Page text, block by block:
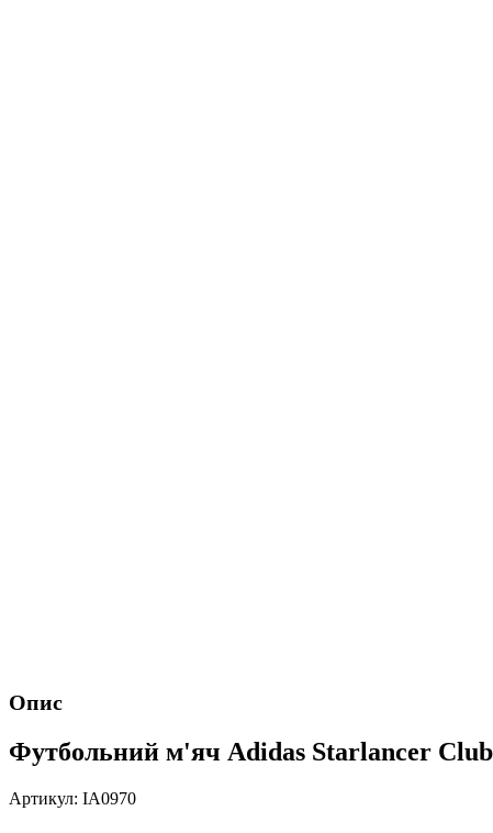
Опис
Футбольний м'яч Adidas Starlancer Club
Артикул: IA0970